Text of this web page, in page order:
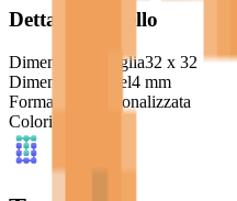
Dettagli Modello
Dimensione Griglia32 x 32
Dimensione Pixel4 mm
Forma Base
Personalizzata
Colori